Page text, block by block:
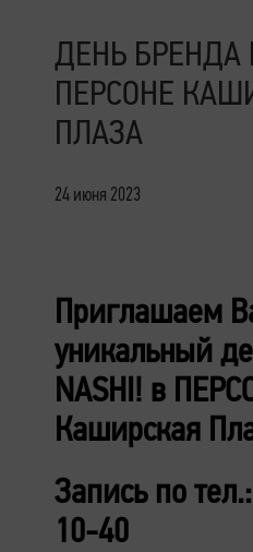
ДЕНЬ БРЕНДА
ПЕРСОНЕ
ПЛАЗА
24 июня 2023
Приглашаем
уникальный
NASHI! в
Каширская
Запись по
10-40